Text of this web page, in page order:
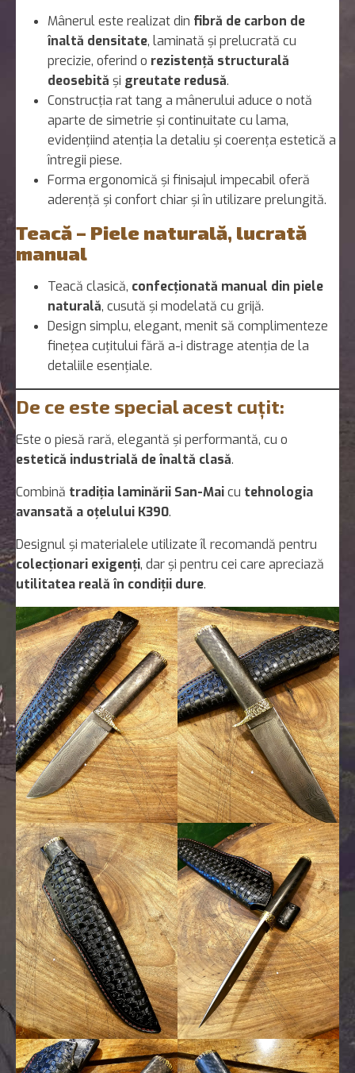
Mânerul este realizat din fibră de carbon de
înaltă densitate, laminată și prelucrată cu
precizie, oferind o rezistență structurală
deosebită și greutate redusă.
Construcția rat tang a mânerului aduce o notă
aparte de simetrie și continuitate cu lama,
evidențiind atenția la detaliu și coerența estetică a
întregii piese.
Forma ergonomică și finisajul impecabil oferă
aderență și confort chiar și în utilizare prelungită.
Teacă – Piele naturală, lucrată
manual
Teacă clasică, confecționată manual din piele
naturală, cusută și modelată cu grijă.
Design simplu, elegant, menit să complimenteze
finețea cuțitului fără a-i distrage atenția de la
detaliile esențiale.
De ce este special acest cuțit:
Este o piesă rară, elegantă și performantă, cu o
estetică industrială de înaltă clasă.
Combină tradiția laminării San-Maicu tehnologia
avansată a oțelului K390.
Designul și materialele utilizate îl recomandă pentru
colecționari exigenți, dar și pentru cei care apreciază
utilitatea reală în condiții dure.